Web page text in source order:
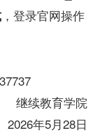
，登录官网操作
继续教育学院
2026年5月28日